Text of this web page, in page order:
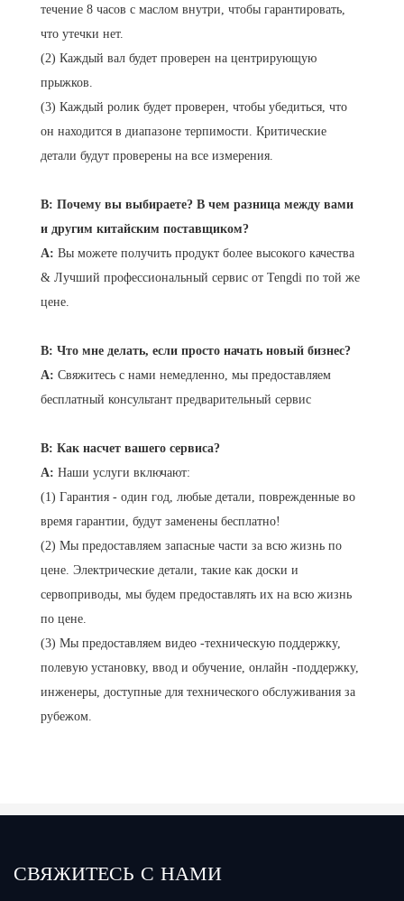
течение 8 часов с маслом внутри, чтобы гарантировать,
что утечки нет.
(2) Каждый вал будет проверен на центрирующую
прыжков.
(3) Каждый ролик будет проверен, чтобы убедиться, что
он находится в диапазоне терпимости. Критические
детали будут проверены на все измерения.
В: Почему вы выбираете? В чем разница между вами
и другим китайским поставщиком?
A: Вы можете получить продукт более высокого качества
& Лучший профессиональный сервис от Tengdi по той же
цене.
В: Что мне делать, если просто начать новый бизнес?
A: Свяжитесь с нами немедленно, мы предоставляем
бесплатный консультант предварительный сервис
В: Как насчет вашего сервиса?
A: Наши услуги включают:
(1) Гарантия - один год, любые детали, поврежденные во
время гарантии, будут заменены бесплатно!
(2) Мы предоставляем запасные части за всю жизнь по
цене. Электрические детали, такие как доски и
сервоприводы, мы будем предоставлять их на всю жизнь
по цене.
(3) Мы предоставляем видео -техническую поддержку,
полевую установку, ввод и обучение, онлайн -поддержку,
инженеры, доступные для технического обслуживания за
рубежом.
СВЯЖИТЕСЬ С НАМИ